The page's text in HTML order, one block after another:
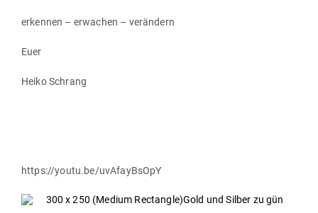
erkennen – erwachen – verändern
Euer
Heiko Schrang
https://youtu.be/uvAfayBsOpY